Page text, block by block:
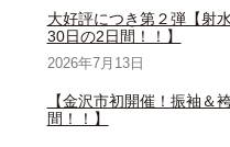
大好評につき第２弾【射
30日の2日間！！】
2026年7月13日
【金沢市初開催！振袖＆
間！！】